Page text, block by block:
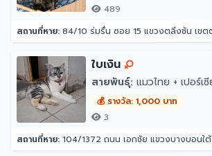
489
สถานที่หาย: 84/10 ร่มรื่น ซอย 15 แขวงตลิ่งชัน เขตตลิ่งชัน
ใบเงิน
สายพันธุ์: แมวไทย + เปอร์เซี
💰 รางวัล: 1,000 บาท
3
สถานที่หาย: 104/1372 ถนน เอกชัย แขวงบางบอนใต้ เขตบางบ